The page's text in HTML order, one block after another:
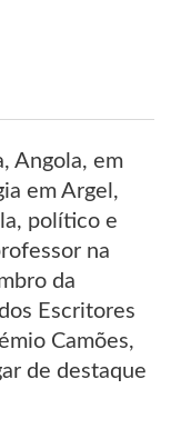
Angola, em
em Argel,
político e
na
da
Escritores
Camões,
de destaque